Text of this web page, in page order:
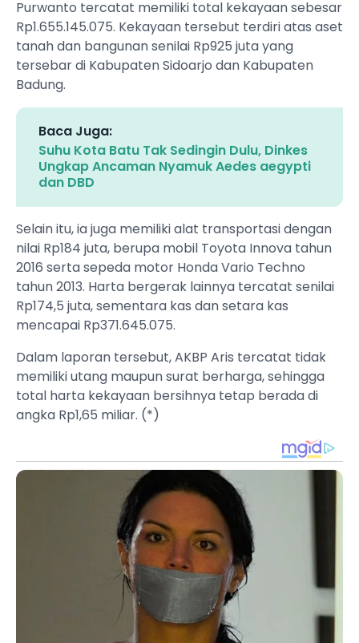
Purwanto tercatat memiliki total kekayaan sebesar
Rp1.655.145.075. Kekayaan tersebut terdiri atas aset
tanah dan bangunan senilai Rp925 juta yang
tersebar di Kabupaten Sidoarjo dan Kabupaten
Badung.
Baca Juga:
Suhu Kota Batu Tak Sedingin Dulu, Dinkes
Ungkap Ancaman Nyamuk Aedes aegypti
dan DBD
Selain itu, ia juga memiliki alat transportasi dengan
nilai Rp184 juta, berupa mobil Toyota Innova tahun
2016 serta sepeda motor Honda Vario Techno
tahun 2013. Harta bergerak lainnya tercatat senilai
Rp174,5 juta, sementara kas dan setara kas
mencapai Rp371.645.075.
Dalam laporan tersebut, AKBP Aris tercatat tidak
memiliki utang maupun surat berharga, sehingga
total harta kekayaan bersihnya tetap berada di
angka Rp1,65 miliar. (*)